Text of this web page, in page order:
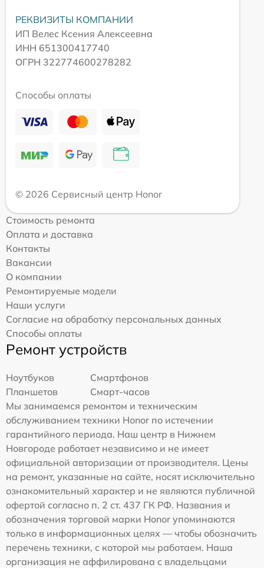
РЕКВИЗИТЫ КОМПАНИИ
ИП Велес Ксения Алексеевна
ИНН 651300417740
ОГРН 322774600278282
Способы оплаты
© 2026 Сервисный центр Honor
Стоимость ремонта
Оплата и доставка
Контакты
Вакансии
О компании
Ремонтируемые модели
Наши услуги
Согласие на обработку персональных данных
Способы оплаты
Ремонт устройств
Ноутбуков
Смартфонов
Планшетов
Смарт-часов
Мы занимаемся ремонтом и техническим
обслуживанием техники Honor по истечении
гарантийного периода. Наш центр в Нижнем
Новгороде работает независимо и не имеет
официальной авторизации от производителя. Цены
на ремонт, указанные на сайте, носят исключительно
ознакомительный характер и не являются публичной
офертой согласно п. 2 ст. 437 ГК РФ. Названия и
обозначения торговой марки Honor упоминаются
только в информационных целях — чтобы обозначить
перечень техники, с которой мы работаем. Наша
организация не аффилирована с владельцами